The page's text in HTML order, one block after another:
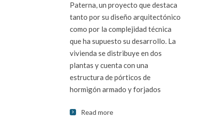
Paterna, un proyecto que destaca
tanto por su diseño arquitectónico
como por la complejidad técnica
que ha supuesto su desarrollo. La
vivienda se distribuye en dos
plantas y cuenta con una
estructura de pórticos de
hormigón armado y forjados
Read more